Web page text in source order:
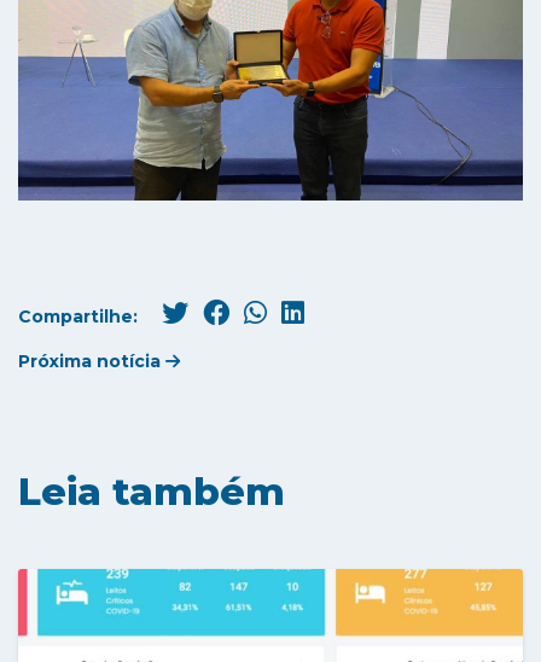
Compartilhe:
Próxima notícia
Leia também